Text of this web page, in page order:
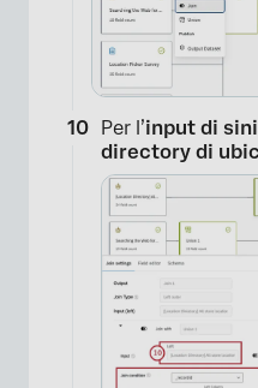
Per l’input di
directory di